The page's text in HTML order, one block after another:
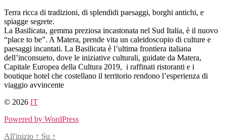
Salta
al
contenuto
Terra ricca di tradizioni, di splendidi paesaggi, borghi antichi, e
spiagge segrete.
La Basilicata, gemma preziosa incastonata nel Sud Italia, è il nuovo
“place to be”. A Matera, prende vita un caleidoscopio di culture e
paesaggi incantati. La Basilicata è l’ultima frontiera italiana
dell’inconsueto, dove le iniziative culturali, guidate da Matera,
Capitale Europea della Cultura 2019, i raffinati ristoranti e i
boutique hotel che costellano il territorio rendono l’esperienza di
viaggio avvincente
© 2026 IT
Powered by WordPress
All'inizio ↑ Su ↑